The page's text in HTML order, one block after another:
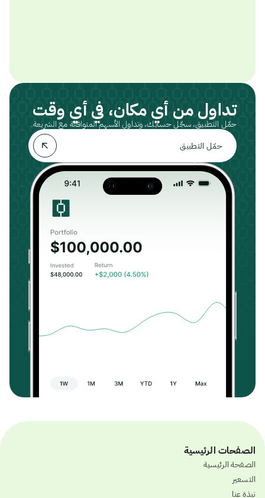
تداول من أي مكان، في أي وقت
حمّل التطبيق، سجّل حسابك، وتداول الأسهم المتوافقة مع الشريعة.
حمّل التطبيق
الصفحات الرئيسية
الصفحة الرئيسية
التسعير
نبذة عنا